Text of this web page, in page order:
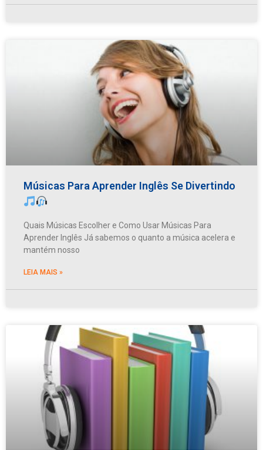
Músicas Para Aprender Inglês Se Divertindo
Quais Músicas Escolher e Como Usar Músicas Para
Aprender Inglês Já sabemos o quanto a música acelera e
mantém nosso
LEIA MAIS »